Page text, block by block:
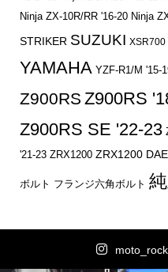
Ninja ZX-10R/RR '16-20 Ninja
STRIKER SUZUKI XSR700
YAMAHA YZF-R1/M '15-
Z900RS Z900RS
Z900RS SE '22-23
'21-23 ZRX1200 ZRX1200
ボルト フランジ六角ボルト